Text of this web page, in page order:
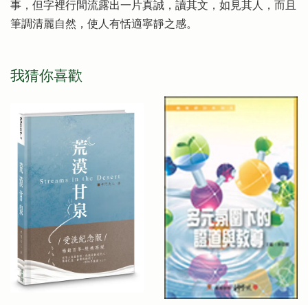
事，但字裡行間流露出一片真誠，讀其文，如見其人，而且
筆調清麗自然，使人有恬適寧靜之感。
我猜你喜歡